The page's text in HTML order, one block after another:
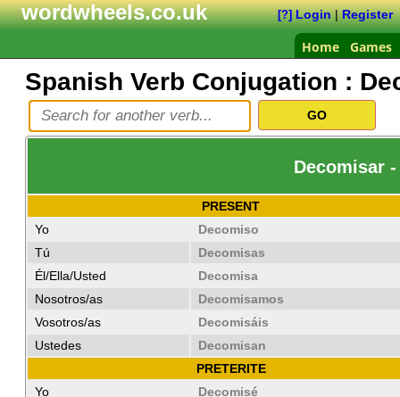
wordwheels.co.uk [?] Login|Register
Home Games
Spanish Verb Conjugation :
Decomisar
PRESENT
Yo
Decomiso
Tú
Decomisas
Él/Ella/Usted
Decomisa
Nosotros/as
Decomisamos
Vosotros/as
Decomisáis
Ustedes
Decomisan
PRETERITE
Yo
Decomisé